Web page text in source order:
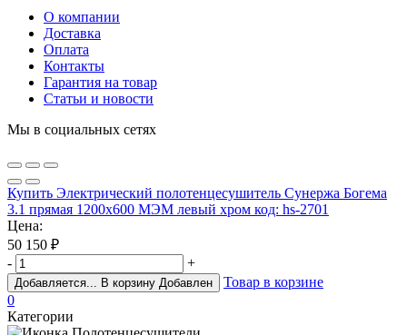
О компании
Доставка
Оплата
Контакты
Гарантия на товар
Статьи и новости
Мы в социальных сетях
Купить Электрический полотенцесушитель Сунержа Богема
3.1 прямая 1200x600 МЭМ левый хром код: hs-2701
Цена:
50 150 ₽
-
+
Добавляется... В корзину Добавлен
Товар в корзине
0
Категории